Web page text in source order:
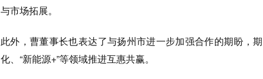
与市场拓展。
此外，曹董事长也表达了与扬州市进一步加强合作的期盼，
化、“新能源+”等领域推进互惠共赢。